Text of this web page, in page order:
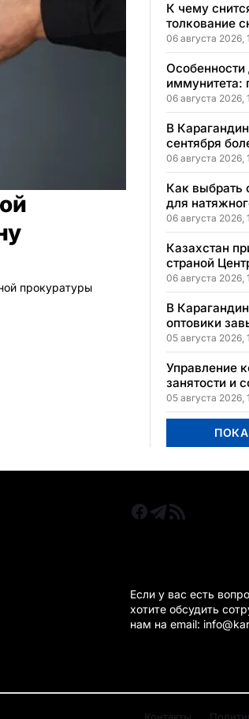
прокуратуры
К чему
толкование
для вашей
06 августа 2026,
Особенности
иммунитета:
у детей
правильно
06 августа 2026,
В
сентября
школьников
год
06 августа 2026,
Как выбрать
для
06 августа 2026,
Казахстан
страной
переезда
06 августа 2026,
В
оптовики
продукты до
05 августа 2026,
Управление
занятости и
программ
области
05 августа 2026,
Если у вас есть
хотите обсудить
нам на email: